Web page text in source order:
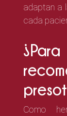
adaptan a
cada
Como